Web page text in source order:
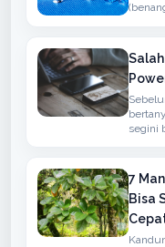
segini
7
Bisa